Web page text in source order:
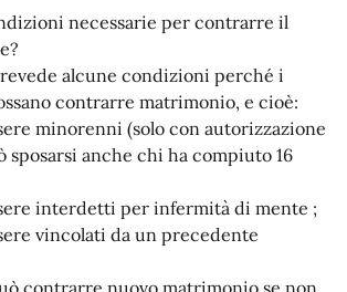
necessarie per contrarre il
alcune condizioni perché i
contrarre matrimonio, e cioè:
minorenni (solo con autorizzazione
sposarsi anche chi ha compiuto 16
interdetti per infermità di mente ;
vincolati da un precedente
contrarre nuovo matrimonio se non